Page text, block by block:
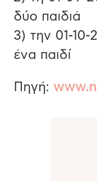
δύο παιδιά
3) την 01-10-
ένα παιδί
Πηγή: